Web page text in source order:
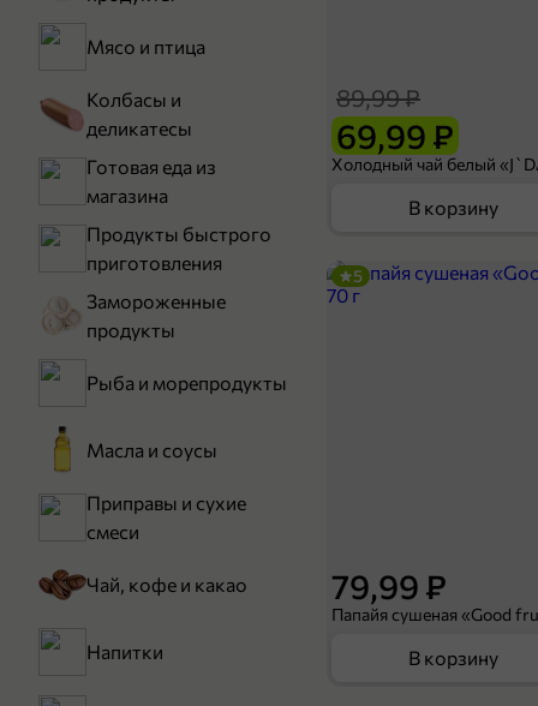
Мясо и птица
Колбасы и
деликатесы
Готовая еда из
магазина
Продукты быстрого
приготовления
Замороженные
продукты
Рыба и морепродукты
Масла и соусы
Приправы и сухие
смеси
Чай, кофе и какао
Напитки
69,99 ₽
89,99 ₽
В корзину
79,99 ₽
Папайя сушеная «Good
5
В корзину